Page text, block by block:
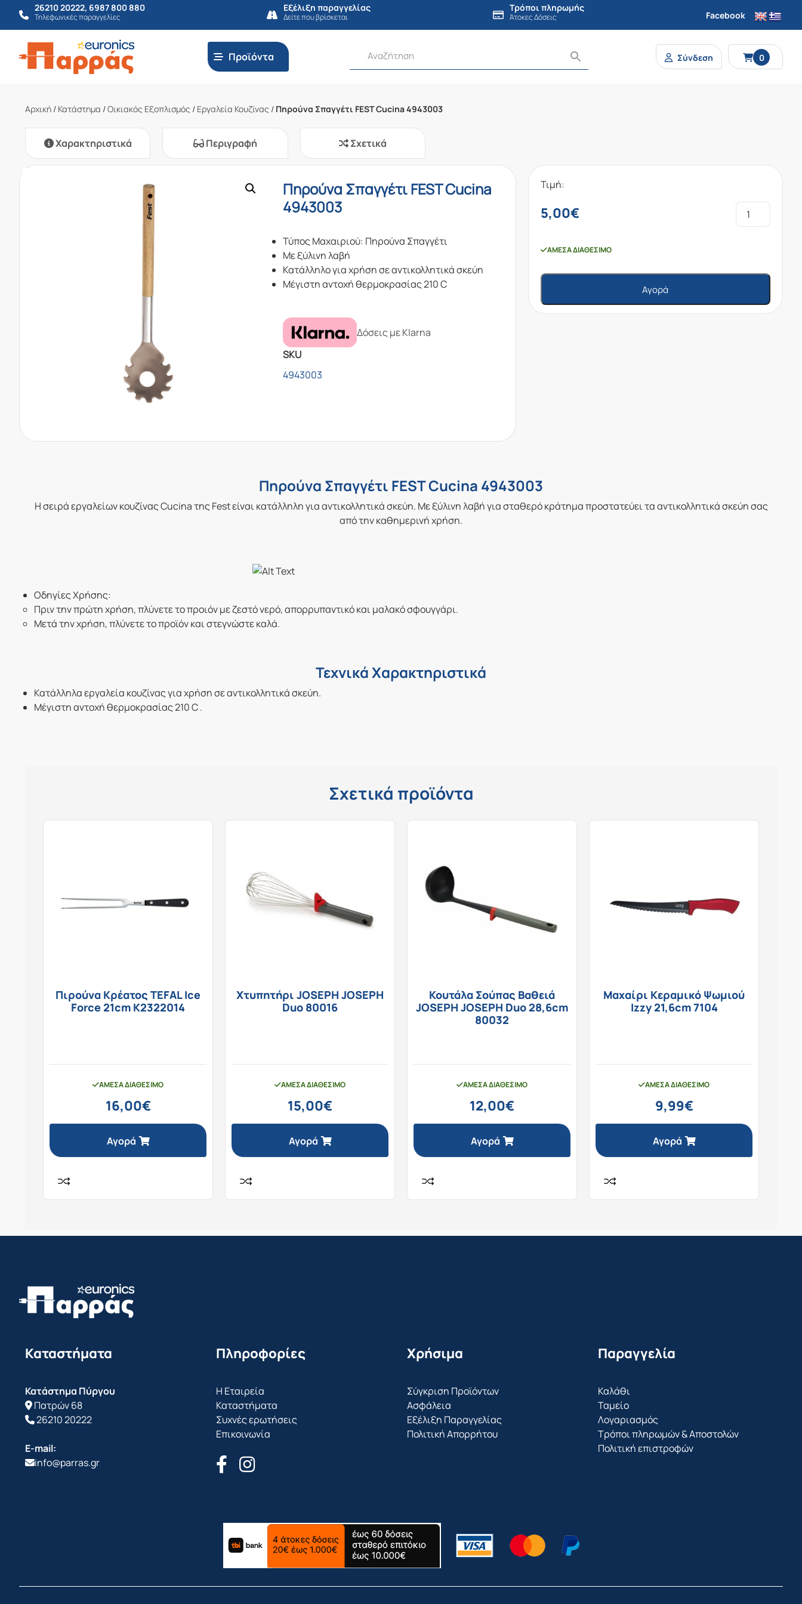
26210 20222, 6987 800 880
Τηλεφωνικές παραγγελίες
Εξέλιξη παραγγελίας
Δείτε που βρίσκεται
Τρόποι πληρωμής
Άτοκες Δόσεις Facebook
Προϊόντα Σύνδεση 0
Αρχική / Κατάστημα /Οικιακός Εξοπλισμός / Εργαλεία Κουζίνας / Πηρούνα Σπαγγέτι FEST Cucina 4943003
Χαρακτηριστικά Περιγραφή Σχετικά
Πηρούνα Σπαγγέτι FEST Cucina
4943003
Τύπος Μαχαιριού: Πηρούνα Σπαγγέτι
Με ξύλινη λαβή
Κατάλληλο για χρήση σε αντικολλητικά σκεύη
Mέγιστη αντοχή θερμοκρασίας 210 C
Δόσεις με Klarna
SKU
4943003
Τιμή:
5,00€
ΆΜΕΣΑ ΔΙΑΘΈΣΙΜΟ
Αγορά
Πηρούνα Σπαγγέτι FEST Cucina 4943003
Η σειρά εργαλείων κουζίνας Cucina της Fest είναι κατάλληλη για αντικολλητικά σκεύη. Με ξύλινη λαβή για σταθερό κράτημα προστατεύει τα αντικολλητικά σκεύη σας
από την καθημερινή χρήση.
Οδηγίες Χρήσης:
Πριν την πρώτη χρήση, πλύνετε το προιόν με ζεστό νερό, απορρυπαντικό και μαλακό σφουγγάρι.
Μετά την χρήση, πλύνετε το προϊόν και στεγνώστε καλά.
Τεχνικά Χαρακτηριστικά
Κατάλληλα εργαλεία κουζίνας για χρήση σε αντικολλητικά σκεύη.
Mέγιστη αντοχή θερμοκρασίας 210 C .
Σχετικά προϊόντα
Πιρούνα Κρέατος TEFAL Ice
Force 21cm K2322014
ΆΜΕΣΑ ΔΙΑΘΈΣΙΜΟ
16,00€
Αγορά
Χτυπητήρι JOSEPH JOSEPH
Duo 80016
ΆΜΕΣΑ ΔΙΑΘΈΣΙΜΟ
15,00€
Αγορά
Κουτάλα Σούπας Βαθειά
JOSEPH JOSEPH Duo 28,6cm
80032
ΆΜΕΣΑ ΔΙΑΘΈΣΙΜΟ
12,00€
Αγορά
Μαχαίρι Κεραμικό Ψωμιού
Izzy 21,6cm 7104
ΆΜΕΣΑ ΔΙΑΘΈΣΙΜΟ
9,99€
Αγορά
Καταστήματα
Κατάστημα Πύργου
Πατρών 68
26210 20222
E-mail:
info@parras.gr
Πληροφορίες
Η Εταιρεία
Καταστήματα
Συχνές ερωτήσεις
Επικοινωνία
Χρήσιμα
Σύγκριση Προϊόντων
Ασφάλεια
Εξέλιξη Παραγγελίας
Πολιτική Απορρήτου
Παραγγελία
Καλάθι
Ταμείο
Λογαριασμός
Τρόποι πληρωμών & Αποστολών
Πολιτική επιστροφών